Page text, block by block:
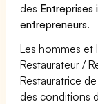
des Entreprises
entrepreneurs.
Les hommes et
Restaurateur /
Restauratrice
des conditions